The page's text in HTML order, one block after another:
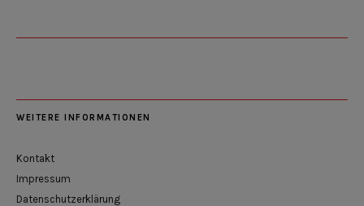
WEITERE INFORMATIONEN
Kontakt
Impressum
Datenschutzerklärung